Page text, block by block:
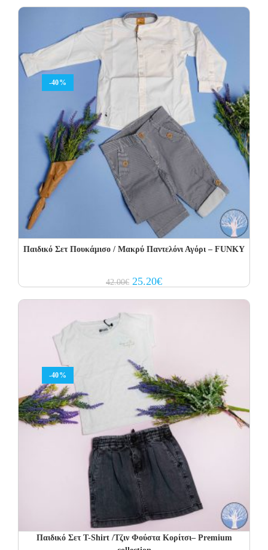
17.00€.
-40%
Παιδικό Σετ Πουκάμισο / Μακρύ Παντελόνι Αγόρι – FUNKY
42.00€ Original
price
25.20€Current
price
-40%
Παιδικό Σετ T-Shirt /Τζιν Φούστα Κορίτσι– Premium